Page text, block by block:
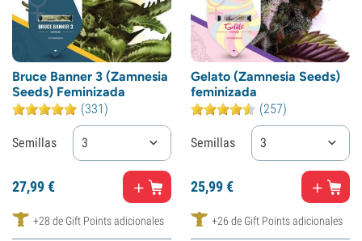
Bruce Banner 3 (Zamnesia
Seeds) Feminizada
(331)
Semillas 3
27,99€
+28 de Gift Points adicionales
Gelato (Zamnesia Seeds)
feminizada
(257)
Semillas 3
25,99€
+26 de Gift Points adicionales